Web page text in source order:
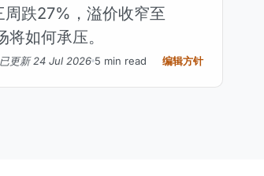
跌27%，溢价收窄至
如何承压。
已更新 24 Jul 2026 5 min read 编辑方针